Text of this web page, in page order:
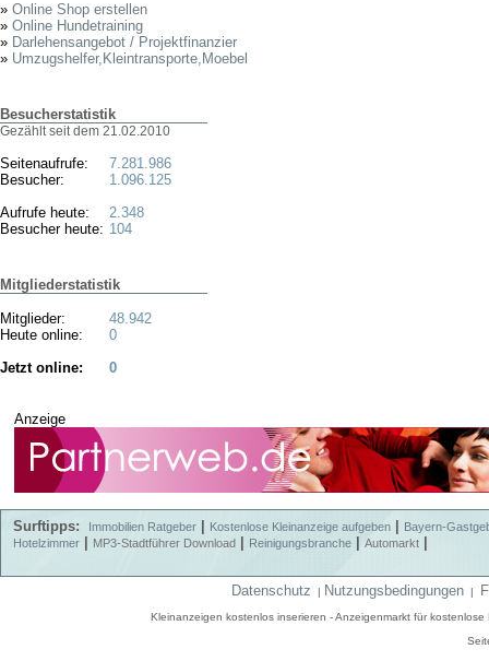
» Online Shop erstellen
» Online Hundetraining
» Darlehensangebot / Projektfinanzier
» Umzugshelfer,Kleintransporte,Moebel
Besucherstatistik
Gezählt seit dem 21.02.2010
Seitenaufrufe:
Besucher:
Aufrufe heute:
Besucher heute:
7.281.986
1.096.125
2.348
104
Mitgliederstatistik
Mitglieder:
Heute online:
48.942
0
Jetzt online:
0
Anzeige
Surftipps: Immobilien Ratgeber Kostenlose Kleinanzeige aufgeben
Bayern-
Hotelzimmer
MP3-Stadtführer Download Reinigungsbranche Automarkt
Datenschutz | Nutzungsbedingungen |
Kleinanzeigen kostenlos inserieren - Anzeigenmarkt für